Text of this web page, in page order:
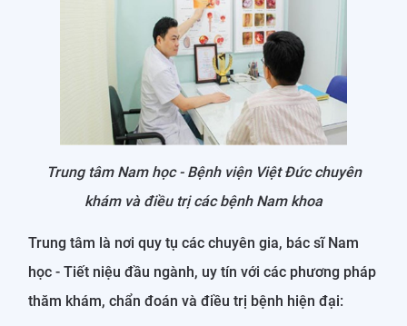
Trung tâm Nam học - Bệnh viện Việt Đức chuyên
khám và điều trị các bệnh Nam khoa
Trung tâm là nơi quy tụ các chuyên gia, bác sĩ Nam
học - Tiết niệu đầu ngành, uy tín với các phương pháp
thăm khám, chẩn đoán và điều trị bệnh hiện đại: